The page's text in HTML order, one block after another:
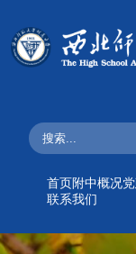
首页 附中概况
联系我们